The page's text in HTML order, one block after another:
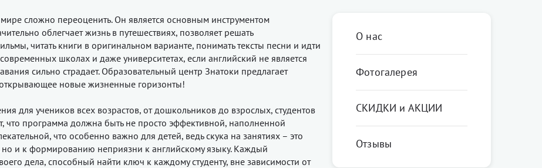
сложно переоценить. Он является основным инструментом
облегчает жизнь в путешествиях, позволяет решать
читать книги в оригинальном варианте, понимать тексты песни и идти
школах и даже университетах, если английский не является
сильно страдает. Образовательный центр Знатоки предлагает
новые жизненные горизонты!
для учеников всех возрастов, от дошкольников до взрослых, студентов
что программа должна быть не просто эффективной, наполненной
что особенно важно для детей, ведь скука на занятиях – это
но и к формированию неприязни к английскому языку. Каждый
дела, способный найти ключ к каждому студенту, вне зависимости от
О нас
Фотогалерея
СКИДКИ и АКЦИИ
Отзывы